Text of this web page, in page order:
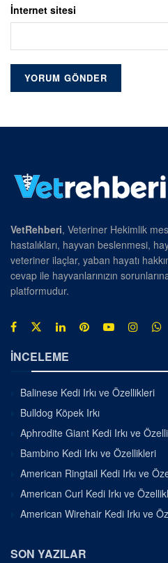
İnternet sitesi
VetRehberi, Veteriner Hekimlik
hastalıkları, hayvan beslenmesi,
veteriner ilaçlar, yaban hayatı
cevap ile hayvanlarınızın
platformudur.
İNCELEME
Balinese Kedi Irkı ve Özellikleri
Bulldog Köpek Irkı
Aphrodite Giant Kedi Irkı ve
Bambino Kedi Irkı ve Özellikleri
American Ringtail Kedi Irkı ve
American Curl Kedi Irkı ve
American Wirehair Kedi Irkı ve
SON YAZILAR